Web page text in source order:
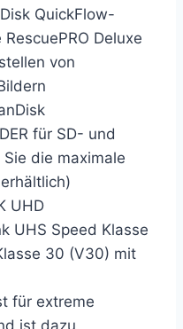
QuickFlow-
Deluxe
von
für SD- und
die maximale
UHD
UHS Speed Klasse
30 (V30) mit
für extreme